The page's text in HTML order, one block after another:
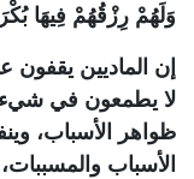
وَلَهُمْ رِزْقُهُمْ فِيهَا بُكْرَةً
إن الماديين يقفون
لا يطمعون في شيء
ظواهر الأسباب،
الأسباب